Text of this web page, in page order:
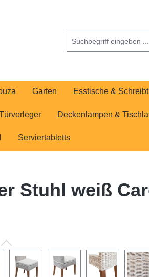
Garten Esstische &
Deckenlampen &
Serviertabletts
Stuhl weiß